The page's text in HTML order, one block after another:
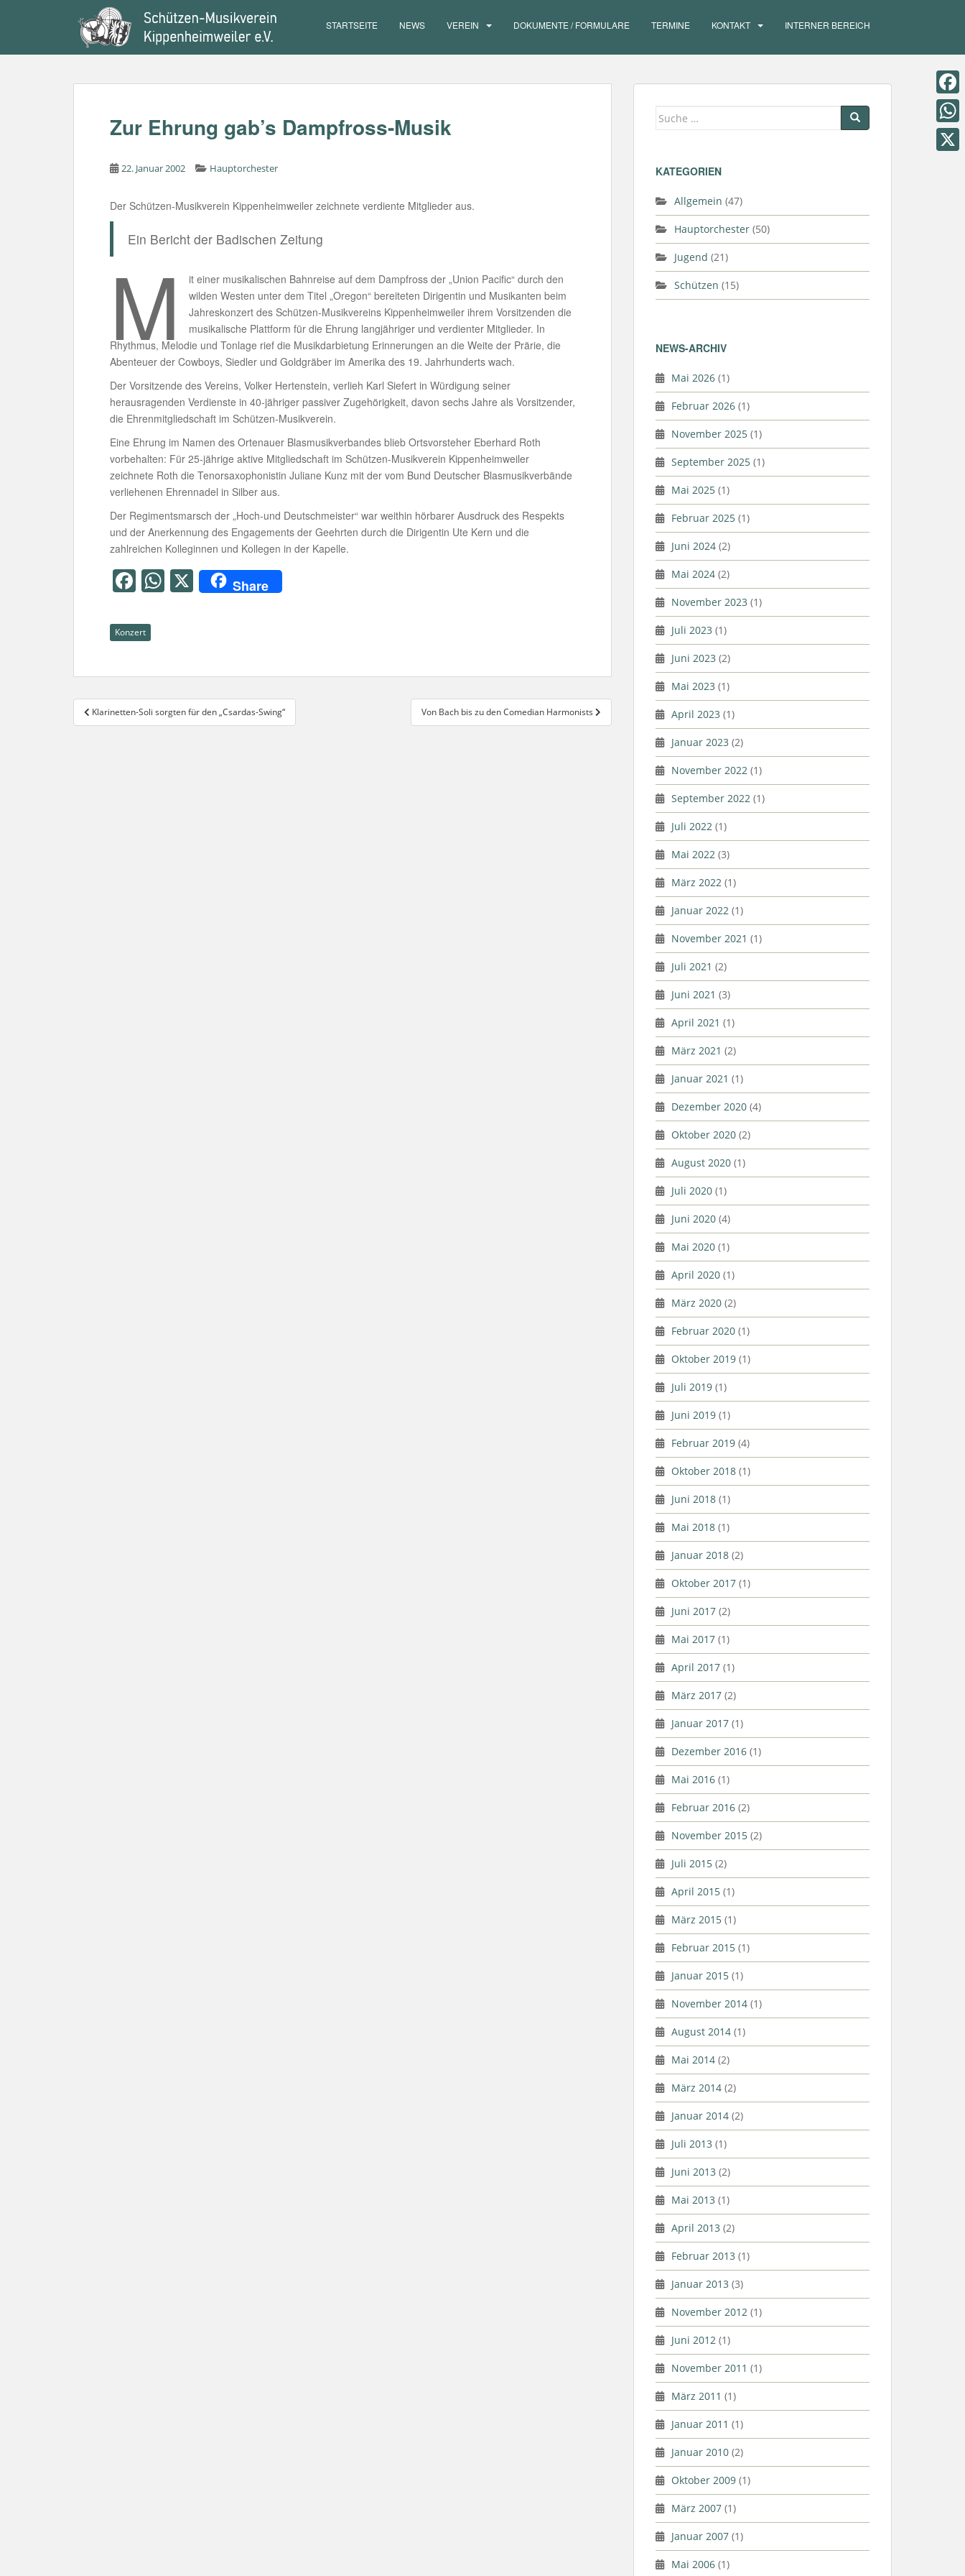
p
STARTSEITE NEWS VEREIN DOKUMENTE / FORMULARE TERMINE KONTAKT INTERNER BEREICH
Zur Ehrung gab’s Dampfross-Musik
22. Januar 2002 Hauptorchester
Der Schützen-Musikverein Kippenheimweiler zeichnete verdiente Mitglieder aus.
Ein Bericht der Badischen Zeitung
M
it einer musikalischen Bahnreise auf dem Dampfross der „Union Pacific“ durch den
wilden Westen unter dem Titel „Oregon“ bereiteten Dirigentin und Musikanten beim
Jahreskonzert des Schützen-Musikvereins Kippenheimweiler ihrem Vorsitzenden die
musikalische Plattform für die Ehrung langjähriger und verdienter Mitglieder. In
Rhythmus, Melodie und Tonlage rief die Musikdarbietung Erinnerungen an die Weite der Prärie, die
Abenteuer der Cowboys, Siedler und Goldgräber im Amerika des 19. Jahrhunderts wach.
Der Vorsitzende des Vereins, Volker Hertenstein, verlieh Karl Siefert in Würdigung seiner
herausragenden Verdienste in 40-jähriger passiver Zugehörigkeit, davon sechs Jahre als Vorsitzender,
die Ehrenmitgliedschaft im Schützen-Musikverein.
Eine Ehrung im Namen des Ortenauer Blasmusikverbandes blieb Ortsvorsteher Eberhard Roth
vorbehalten: Für 25-jährige aktive Mitgliedschaft im Schützen-Musikverein Kippenheimweiler
zeichnete Roth die Tenorsaxophonistin Juliane Kunz mit der vom Bund Deutscher Blasmusikverbände
verliehenen Ehrennadel in Silber aus.
Der Regimentsmarsch der „Hoch-und Deutschmeister“ war weithin hörbarer Ausdruck des Respekts
und der Anerkennung des Engagements der Geehrten durch die Dirigentin Ute Kern und die
zahlreichen Kolleginnen und Kollegen in der Kapelle.
F
c
e
b
o
o
W
A
p
p
X Share
Konzert
Beitragsnavigation
Klarinetten-Soli sorgten für den „Csardas-Swing“ Von Bach bis zu den Comedian Harmonists
Suche
KATEGORIEN
Allgemein (47)
Hauptorchester (50)
Jugend (21)
Schützen (15)
NEWS-ARCHIV
Mai 2026 (1)
Februar 2026 (1)
November 2025 (1)
September 2025 (1)
Mai 2025 (1)
Februar 2025 (1)
Juni 2024 (2)
Mai 2024 (2)
November 2023 (1)
Juli 2023 (1)
Juni 2023 (2)
Mai 2023 (1)
April 2023 (1)
Januar 2023 (2)
November 2022 (1)
September 2022 (1)
Juli 2022 (1)
Mai 2022 (3)
März 2022 (1)
Januar 2022 (1)
November 2021 (1)
Juli 2021 (2)
Juni 2021 (3)
April 2021 (1)
März 2021 (2)
Januar 2021 (1)
Dezember 2020 (4)
Oktober 2020 (2)
August 2020 (1)
Juli 2020 (1)
Juni 2020 (4)
Mai 2020 (1)
April 2020 (1)
März 2020 (2)
Februar 2020 (1)
Oktober 2019 (1)
Juli 2019 (1)
Juni 2019 (1)
Februar 2019 (4)
Oktober 2018 (1)
Juni 2018 (1)
Mai 2018 (1)
Januar 2018 (2)
Oktober 2017 (1)
Juni 2017 (2)
Mai 2017 (1)
April 2017 (1)
März 2017 (2)
Januar 2017 (1)
Dezember 2016 (1)
Mai 2016 (1)
Februar 2016 (2)
November 2015 (2)
Juli 2015 (2)
April 2015 (1)
März 2015 (1)
Februar 2015 (1)
Januar 2015 (1)
November 2014 (1)
August 2014 (1)
Mai 2014 (2)
März 2014 (2)
Januar 2014 (2)
Juli 2013 (1)
Juni 2013 (2)
Mai 2013 (1)
April 2013 (2)
Februar 2013 (1)
Januar 2013 (3)
November 2012 (1)
Juni 2012 (1)
November 2011 (1)
März 2011 (1)
Januar 2011 (1)
Januar 2010 (2)
Oktober 2009 (1)
März 2007 (1)
Januar 2007 (1)
Mai 2006 (1)
F
a
c
W